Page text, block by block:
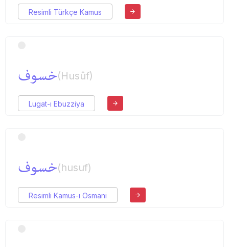
Resimli Türkçe Kamus
خسوف(Husûf)
Lugat-ı Ebuzziya
خسوف(husuf)
Resimli Kamus-ı Osmani